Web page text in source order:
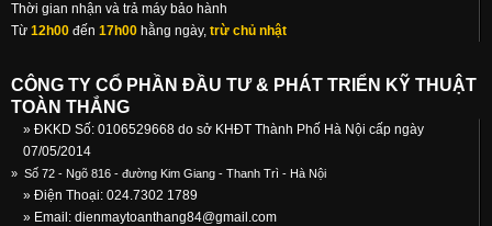
Thời gian nhận và trả máy bảo hành
Từ 12h00 đến 17h00 hằng ngày, trừ chủ nhật
CÔNG TY CỔ PHẦN ĐẦU TƯ & PHÁT TRIỂN KỸ THUẬT
TOÀN THẮNG
» ĐKKD Số: 0106529668 do sở KHĐT Thành Phố Hà Nội cấp ngày
07/05/2014
» Số 72 - Ngõ 816 - đường Kim Giang - Thanh Trì - Hà Nội
» Điện Thoại: 024.7302 1789
» Email: dienmaytoanthang84@gmail.com